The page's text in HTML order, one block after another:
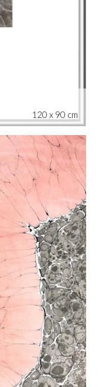
120 x 90 cm